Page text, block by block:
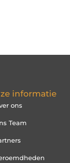
informatie
ons
Team